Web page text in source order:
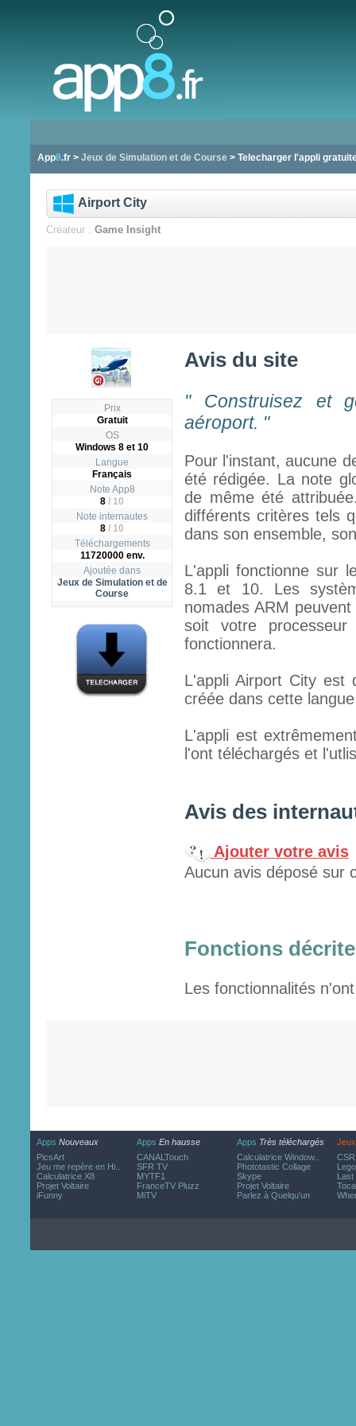
App8.fr > Jeux de Simulation et de Course> Telecharger l'appli
Airport City
Créateur : Game Insight
Prix
Gratuit
OS
Windows 8 et 10
Langue
Français
Note App8
8 / 10
Note internautes
8 / 10
Téléchargements
11720000 env.
Ajoutée dans
Jeux de Simulation et de
Course
Avis du site
" Construisez et
aéroport. "
Pour l'instant, aucune
été rédigée. La note
de même été
différents critères tels
dans son ensemble,
L'appli fonctionne sur
8.1 et 10. Les
nomades ARM
soit votre
fonctionnera.
L'appli Airport City est
créée dans cette
L'appli est
l'ont téléchargés et
Avis des
Ajouter votre avis
Aucun avis déposé sur
Fonctions
Les fonctionnalités
Apps Nouveaux
PicsArt
Jeu me repère en Hi..
Calculatrice X8
Projet Voltaire
iFunny
Apps En hausse
CANALTouch
SFR TV
MYTF1
FranceTV Pluzz
MiTV
Apps Très téléchargés
Calculatrice Window..
Phototastic Collage
Skype
Projet Voltaire
Parlez à Quelqu'un
Jeux
Last